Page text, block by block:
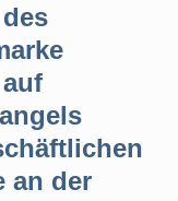
an der